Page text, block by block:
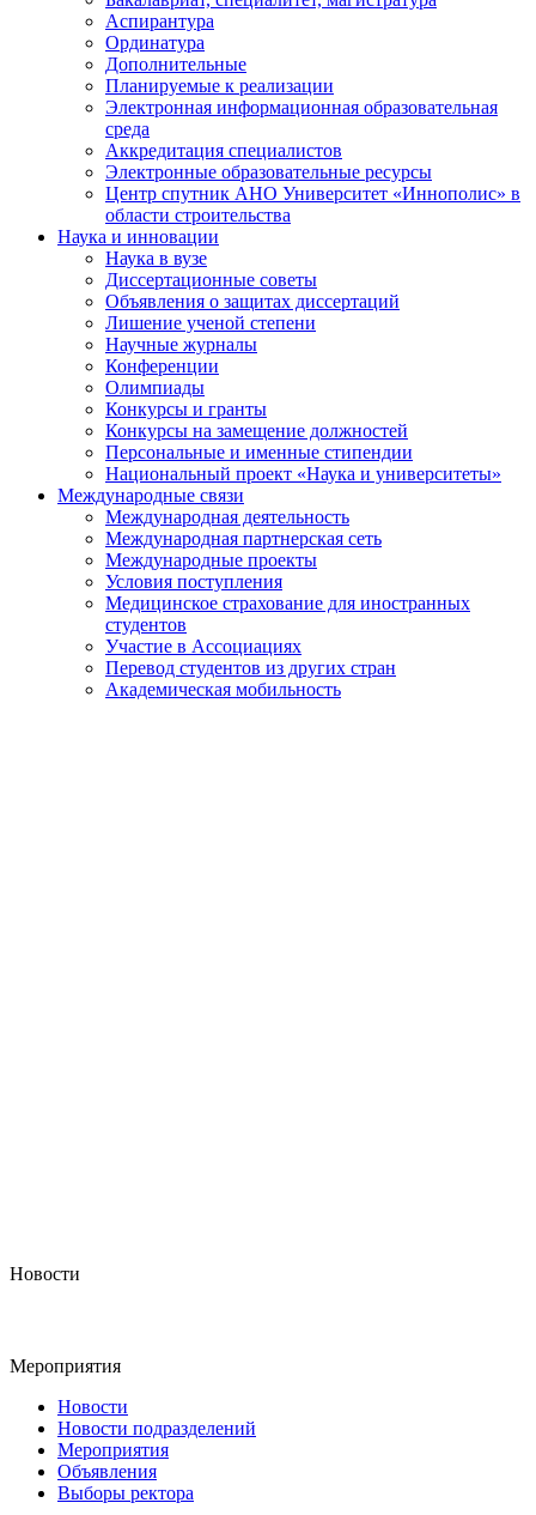
Аспирантура
Ординатура
Дополнительные
Планируемые к реализации
Электронная информационная образовательная
среда
Аккредитация специалистов
Электронные образовательные ресурсы
Центр спутник АНО Университет «Иннополис» в
области строительства
Наука и инновации
Наука в вузе
Диссертационные советы
Объявления о защитах диссертаций
Лишение ученой степени
Научные журналы
Конференции
Олимпиады
Конкурсы и гранты
Конкурсы на замещение должностей
Персональные и именные стипендии
Национальный проект «Наука и университеты»
Международные связи
Международная деятельность
Международная партнерская сеть
Международные проекты
Условия поступления
Медицинское страхование для иностранных
студентов
Участие в Ассоциациях
Перевод студентов из других стран
Академическая мобильность
Новости
Мероприятия
Новости
Новости подразделений
Мероприятия
Объявления
Выборы ректора